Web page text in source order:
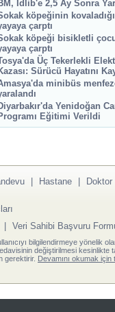
İdlib'e 2,5 Ay Sonra
köpeğinin
çarptı
köpeği bisikletli
çarptı
Üç Tekerlekli
Sürücü Hayatını
minibüs
Yenidoğan
Eğitimi Verildi
| Hastane | Doktor
| Veri Sahibi Başvuru
bilgilendirmeye yönelik
değiştirilmesi kesinlikte
gerektirir. Devamını okumak için